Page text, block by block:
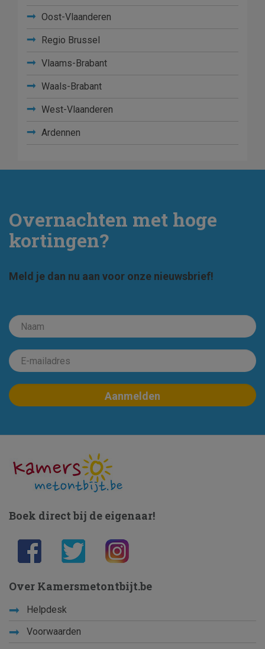
Oost-Vlaanderen
Regio Brussel
Vlaams-Brabant
Waals-Brabant
West-Vlaanderen
Ardennen
Overnachten met hoge
kortingen?
Meld je dan nu aan voor onze nieuwsbrief!
Boek direct bij de eigenaar!
Over Kamersmetontbijt.be
Helpdesk
Voorwaarden